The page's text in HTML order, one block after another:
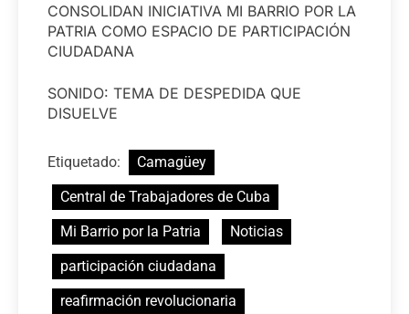
CONSOLIDAN INICIATIVA MI BARRIO POR LA
PATRIA COMO ESPACIO DE PARTICIPACIÓN
CIUDADANA
SONIDO: TEMA DE DESPEDIDA QUE
DISUELVE
Etiquetado:
Camagüey
Central de Trabajadores de Cuba
Mi Barrio por la Patria
Noticias
participación ciudadana
reafirmación revolucionaria